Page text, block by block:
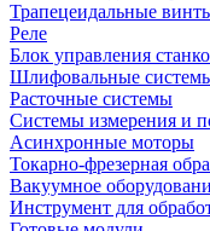
Трапецеидальные
Реле
Блок управления
Шлифовальные
Расточные системы
Системы измерения и
Асинхронные моторы
Токарно-фрезерная
Вакуумное
Инструмент для